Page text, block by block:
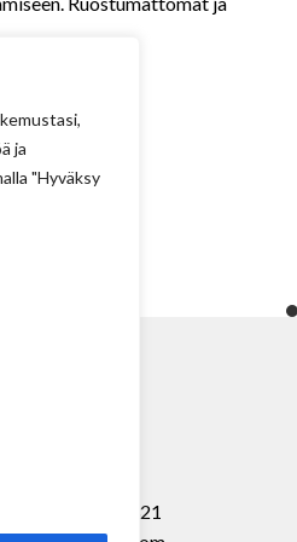
ja
"Hyväksy
358 (0) 400 999 321